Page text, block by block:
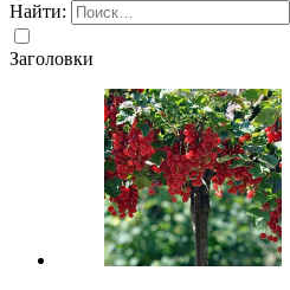
Найти:
Заголовки